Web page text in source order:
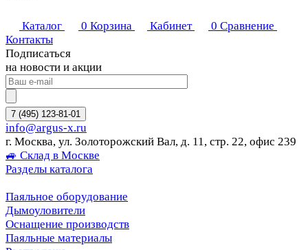
Каталог 0 Корзина Кабинет 0 Сравнение
Контакты
Подписаться
на новости и акции
7 (495) 123-81-01
info@argus-x.ru
г. Москва, ул. Золоторожский Вал, д. 11, стр. 22, офис 239
🚙 Склад в Москве
Разделы каталога
Паяльное оборудование
Дымоуловители
Оснащение производств
Паяльные материалы